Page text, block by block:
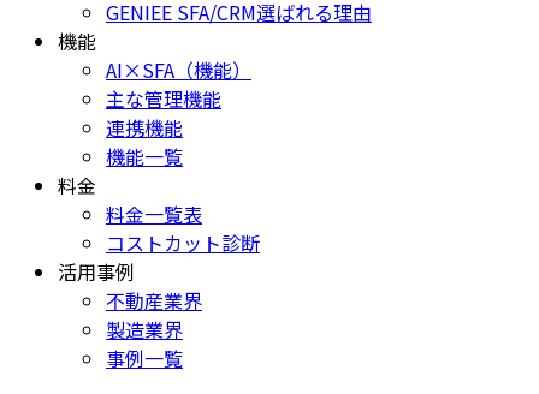
GENIEE SFA/CRM選ばれる理由
機能
AI×SFA（機能）
主な管理機能
連携機能
機能一覧
料金
料金一覧表
コストカット診断
活用事例
不動産業界
製造業界
事例一覧